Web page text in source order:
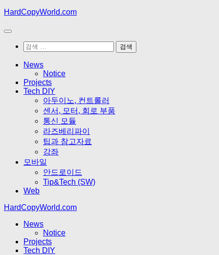
Skip
content
HardCopyWorld.com
검
News
Notice
Projects
Tech DIY
아두이노, 컨트롤러
센서, 모터, 회로 부품
통신 모듈
라즈베리파이
팁과 참고자료
강좌
모바일
안드로이드
Tip&Tech (SW)
Web
HardCopyWorld.com
News
Notice
Projects
Tech DIY